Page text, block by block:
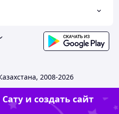
2008-2026
и создать сайт